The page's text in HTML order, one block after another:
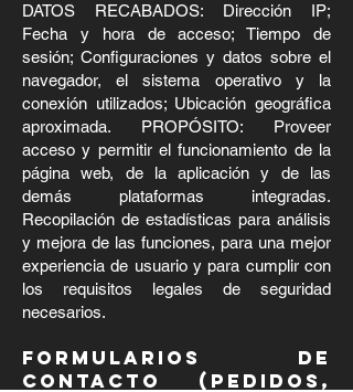
DATOS RECABADOS: Dirección IP;
Fecha y hora de acceso; Tiempo de
sesión; Configuraciones y datos sobre el
navegador, el sistema operativo y la
conexión utilizados; Ubicación geográfica
aproximada. PROPÓSITO: Proveer
acceso y permitir el funcionamiento de la
página web, de la aplicación y de las
demás plataformas integradas.
Recopilación de estadísticas para análisis
y mejora de las funciones, para una mejor
experiencia de usuario y para cumplir con
los requisitos legales de seguridad
necesarios.
FORMULARIOS DE
CONTACTO (PEDIDOS,